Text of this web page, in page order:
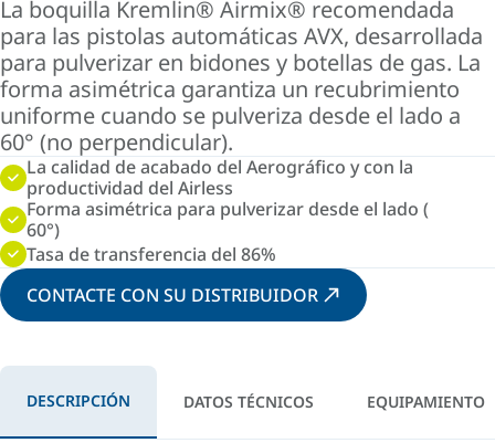
La boquilla Kremlin® Airmix® recomendada
para las pistolas automáticas AVX, desarrollada
para pulverizar en bidones y botellas de gas. La
forma asimétrica garantiza un recubrimiento
uniforme cuando se pulveriza desde el lado a
60° (no perpendicular).
La calidad de acabado del Aerográfico y con la
productividad del Airless
Forma asimétrica para pulverizar desde el lado (
60°)
Tasa de transferencia del 86%
CONTACTE CON SU DISTRIBUIDOR
DESCRIPCIÓN DATOS TÉCNICOS EQUIPAMIENTO